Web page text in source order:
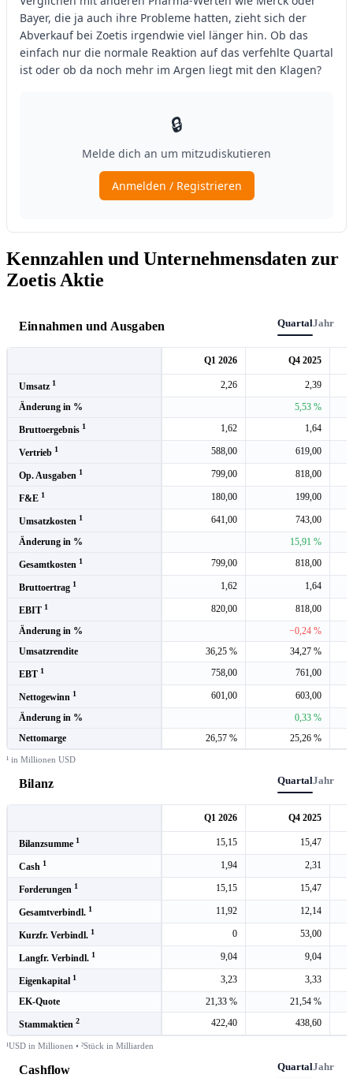
Kennzahlen und Unternehmensdaten zur
Zoetis Aktie
Einnahmen und Ausgaben QuartalJahr
Q1 2026 Q4 2025
Umsatz 1 2,26
2,39
Änderung in %
5,53 %
Bruttoergebnis 1 1,62 1,64
Vertrieb 1 588,00 619,00
Op. Ausgaben 1 799,00 818,00
F&E 1 180,00 199,00
Umsatzkosten 1 641,00
743,00
Änderung in %
15,91 %
Gesamtkosten 1 799,00 818,00
Bruttoertrag 1 1,62 1,64
EBIT 1 820,00
818,00
Änderung in %
−0,24 %
Umsatzrendite
36,25 % 34,27 %
EBT 1 758,00 761,00
Nettogewinn 1 601,00
603,00
Änderung in %
0,33 %
Nettomarge
26,57 % 25,26 %
¹ in Millionen USD
Bilanz QuartalJahr
Q1 2026 Q4 2025
Bilanzsumme 1 15,15 15,47
Cash 1 1,94 2,31
Forderungen 1 15,15 15,47
Gesamtverbindl. 1 11,92 12,14
Kurzfr. Verbindl. 1 0 53,00
Langfr. Verbindl. 1 9,04 9,04
Eigenkapital 1 3,23
3,33
EK-Quote
21,33 % 21,54 %
Stammaktien 2 422,40 438,60
¹USD in Millionen • ²Stück in Milliarden
Cashflow QuartalJahr